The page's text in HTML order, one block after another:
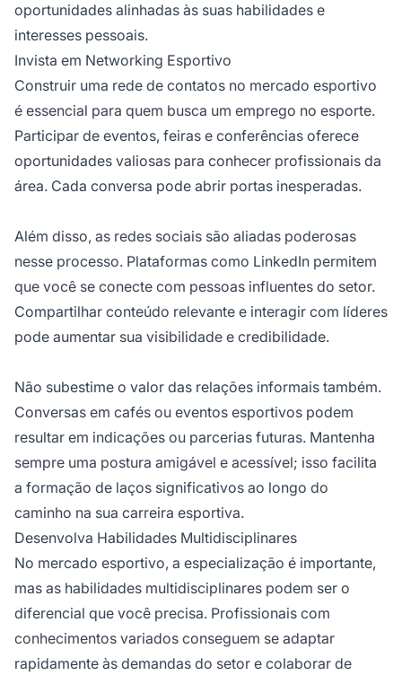
oportunidades alinhadas às suas habilidades e
interesses pessoais.
Invista em Networking Esportivo
Construir uma rede de contatos no mercado esportivo
é essencial para quem busca um emprego no esporte.
Participar de eventos, feiras e conferências oferece
oportunidades valiosas para conhecer profissionais da
área. Cada conversa pode abrir portas inesperadas.
Além disso, as redes sociais são aliadas poderosas
nesse processo. Plataformas como LinkedIn permitem
que você se conecte com pessoas influentes do setor.
Compartilhar conteúdo relevante e interagir com líderes
pode aumentar sua visibilidade e credibilidade.
Não subestime o valor das relações informais também.
Conversas em cafés ou eventos esportivos podem
resultar em indicações ou parcerias futuras. Mantenha
sempre uma postura amigável e acessível; isso facilita
a formação de laços significativos ao longo do
caminho na sua carreira esportiva.
Desenvolva Habilidades Multidisciplinares
No mercado esportivo, a especialização é importante,
mas as habilidades multidisciplinares podem ser o
diferencial que você precisa. Profissionais com
conhecimentos variados conseguem se adaptar
rapidamente às demandas do setor e colaborar de